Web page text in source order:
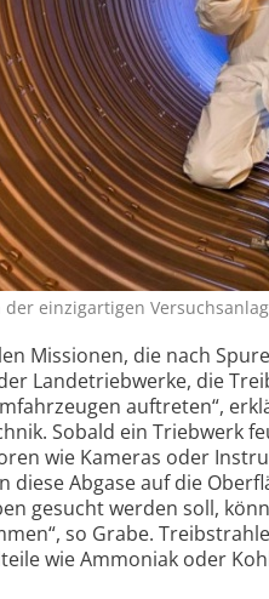
einzig­artigen
Missionen, die nach
Landetriebwerke, die
auftreten“,
Sobald ein Triebwerk
wie Kameras oder
diese Abgase auf die
gesucht werden soll,
so Grabe.
wie Ammoniak oder